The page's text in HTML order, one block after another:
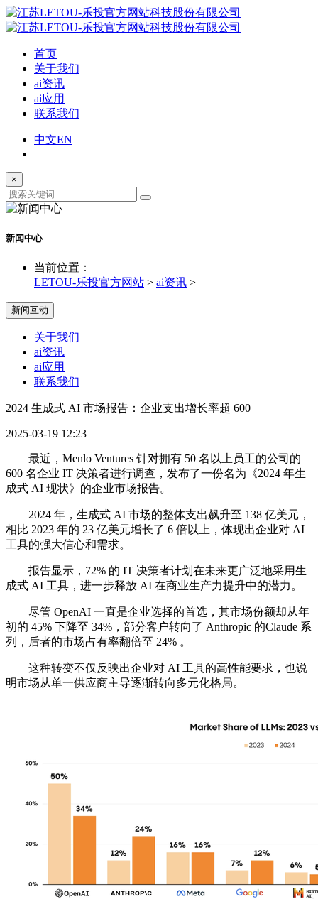
首页
关于我们
ai资讯
ai应用
联系我们
中文EN
×
新闻中心
当前位置：
LETOU-乐投官方网站 > ai资讯 >
新闻互动
关于我们
ai资讯
ai应用
联系我们
2024 生成式 AI 市场报告：企业支出增长率超 600
2025-03-19 12:23
最近，Menlo Ventures 针对拥有 50 名以上员工的公司的
600 名企业 IT 决策者进行调查，发布了一份名为《2024 年生
成式 AI 现状》的企业市场报告。
2024 年，生成式 AI 市场的整体支出飙升至 138 亿美元，
相比 2023 年的 23 亿美元增长了 6 倍以上，体现出企业对 AI
工具的强大信心和需求。
报告显示，72% 的 IT 决策者计划在未来更广泛地采用生
成式 AI 工具，进一步释放 AI 在商业生产力提升中的潜力。
尽管 OpenAI 一直是企业选择的首选，其市场份额却从年
初的 45% 下降至 34%，部分客户转向了 Anthropic 的Claude 系
列，后者的市场占有率翻倍至 24% 。
这种转变不仅反映出企业对 AI 工具的高性能要求，也说
明市场从单一供应商主导逐渐转向多元化格局。